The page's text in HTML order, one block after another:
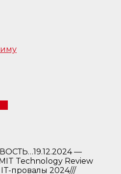
—
Technology Review
провалы 2024///